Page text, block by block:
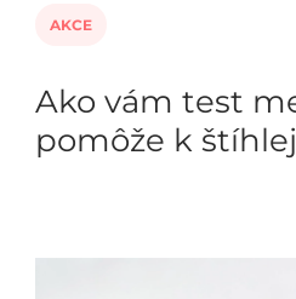
AKCE
Ako vám test
pomôže k